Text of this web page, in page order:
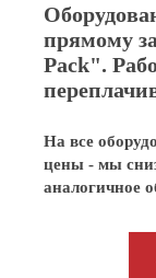
прямому
Pack".
На все
цены - мы
аналогичное